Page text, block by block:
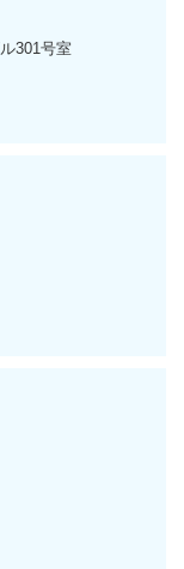
301号室